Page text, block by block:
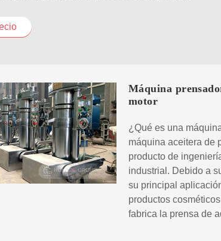
Máquina
motor
¿Qué es una
máquina aceitera de
producto de
industrial. Debido a
su principal
productos
fabrica la prensa de